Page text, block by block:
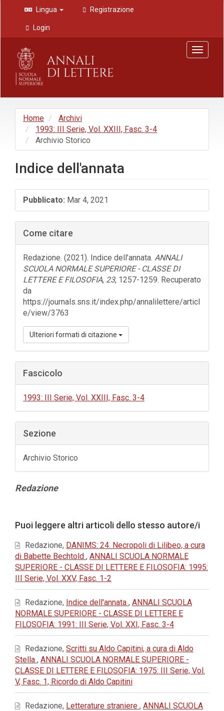
Navigazione
principale
Contenuto
principale
Barra
laterale
Lingua Registrazione
Login
Toggle
Home
Archivi
1993: III Serie, Vol. XXIII, Fasc. 3-4
Archivio Storico
Indice dell'annata
Barra
laterale
dell'articolo
Pubblicato: Mar 4, 2021
Come citare
Redazione. (2021). Indice dell’annata. ANNALI
SCUOLA NORMALE SUPERIORE - CLASSE DI
LETTERE E FILOSOFIA, 23, 1257-1259. Recuperato
da
https://journals.sns.it/index.php/annalilettere/articl
e/view/3763
Ulteriori formati di citazione
Fascicolo
1993: III Serie, Vol. XXIII, Fasc. 3-4
Sezione
Archivio Storico
Contenuto
Redazione
dell'articolo
Puoi leggere altri articoli dello stesso autore/i
Redazione, DANIMS: 24. Necropoli di Lilibeo, a cura
di Babette Bechtold , ANNALI SCUOLA NORMALE
SUPERIORE - CLASSE DI LETTERE E FILOSOFIA: 1995:
III Serie, Vol. XXV, Fasc. 1-2
Redazione, Indice dell'annata , ANNALI SCUOLA
NORMALE SUPERIORE - CLASSE DI LETTERE E
FILOSOFIA: 1991: III Serie, Vol. XXI, Fasc. 3-4
Redazione, Scritti su Aldo Capitini, a cura di Aldo
Stella , ANNALI SCUOLA NORMALE SUPERIORE -
CLASSE DI LETTERE E FILOSOFIA: 1975: III Serie, Vol.
V, Fasc. 1, Ricordo di Aldo Capitini
Redazione, Letterature straniere , ANNALI SCUOLA